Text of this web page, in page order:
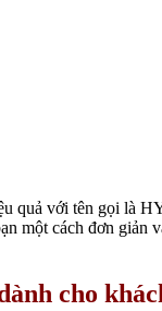
với tên gọi là
một cách đơn
cho